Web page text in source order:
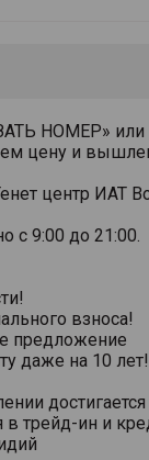
НОМЕР» или
цену и
центр ИАТ
с 9:00 до 21:00.
взноса!
предложение
даже на 10 лет!
трейд-ин и